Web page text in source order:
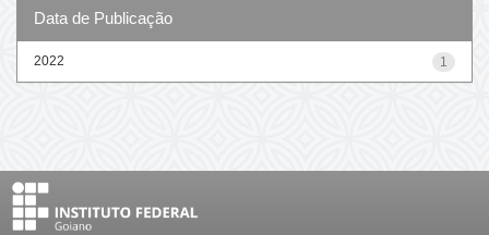
Data de Publicação
1
2022